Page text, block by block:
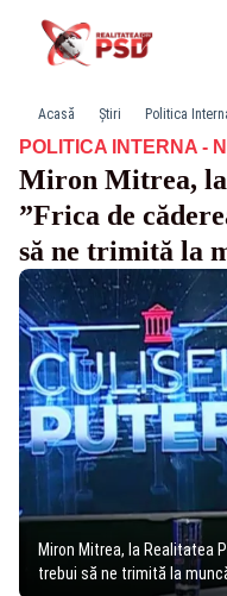
Acasă Știri Politica
POLITICA INTERNA -
Miron Mitrea,
”Frica de
să ne trimită la
Miron Mitrea, la Realitatea
trebui să ne trimită la